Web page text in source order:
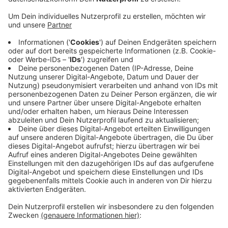
Engagement gewürdigt werden. Bewerben können sich
Vereine, Organisationen oder Einzelpersonen mit
verschiedenen Projekten. Zum Beispiel können
Aktionen im sozialen und kulturellen Bereich, aber auch
im Bereich Brauchtum, Heimatpflege und
Umweltschutz eingereicht werden. Die
Bewerbungsphase endet am 11. August. Am Ende
werden drei Gewinner ausgewählt, die bis zu 8.000
Euro bekommen.https://stadt.mg/heimatpreis
Anzeige